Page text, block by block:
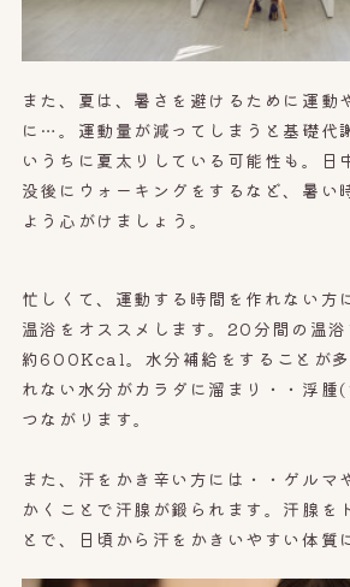
また、夏は、暑さを避けるために運動
に…。運動量が減ってしまうと基礎代
いうちに夏太りしている可能性も。日
没後にウォーキングをするなど、暑い
よう心がけましょう。
忙しくて、運動する時間を作れない方
温浴をオススメします。20分間の温
約600Kcal。水分補給をすることが多
れない水分がカラダに溜まり・・浮腫
つながります。
また、汗をかき辛い方には・・ゲルマ
かくことで汗腺が鍛られます。汗腺を
とで、日頃から汗をかきいやすい体質